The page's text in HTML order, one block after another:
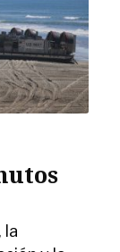
la